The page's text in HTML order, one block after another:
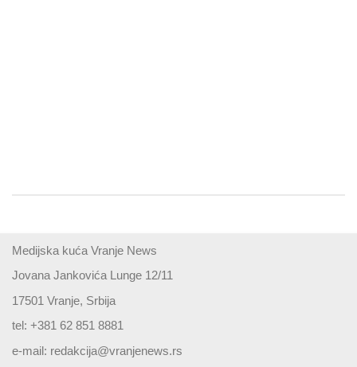
Medijska kuća Vranje News
Jovana Jankovića Lunge 12/11
17501 Vranje, Srbija
tel: +381 62 851 8881
e-mail: redakcija@vranjenews.rs